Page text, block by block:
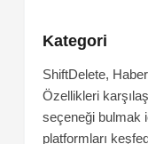
Kategori
ShiftDelete,
Özellikleri
seçeneği bulmak
platformları